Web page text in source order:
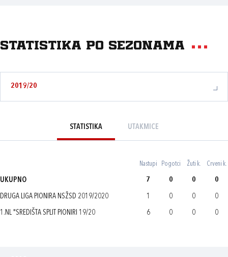
Statistika po sezonama
2019/20
STATISTIKA UTAKMICE
Nastupi Pogotci Žuti k. Crveni k.
UKUPNO 7 0 0 0
DRUGA LIGA PIONIRA NSŽSD 2019/2020 1 0 0 0
1.NL "SREDIŠTA SPLIT PIONIRI 19/20 6 0 0 0